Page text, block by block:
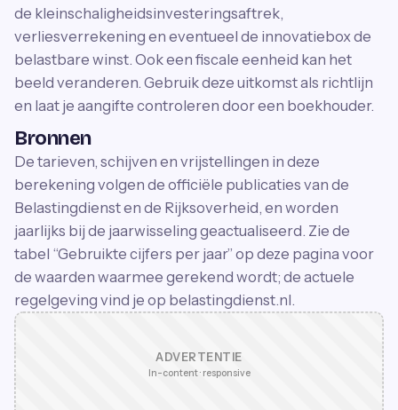
de kleinschaligheidsinvesteringsaftrek,
verliesverrekening en eventueel de innovatiebox de
belastbare winst. Ook een fiscale eenheid kan het
beeld veranderen. Gebruik deze uitkomst als richtlijn
en laat je aangifte controleren door een boekhouder.
Bronnen
De tarieven, schijven en vrijstellingen in deze
berekening volgen de officiële publicaties van de
Belastingdienst en de Rijksoverheid, en worden
jaarlijks bij de jaarwisseling geactualiseerd. Zie de
tabel “Gebruikte cijfers per jaar” op deze pagina voor
de waarden waarmee gerekend wordt; de actuele
regelgeving vind je op belastingdienst.nl.
ADVERTENTIE
In-content · responsive